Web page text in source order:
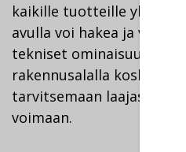
kaikille tuotteille
avulla voi hakea ja
tekniset ominaisuudet
rakennusalalla koskee
tarvitsemaan laajasti,
voimaan.